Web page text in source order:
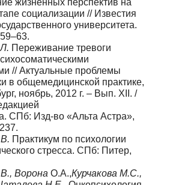
жизненных перспектив на
социализации // Известия
университета.
Переживание тревоги
// Актуальные проблемы
в общемедицинской практике,
ноябрь, 2012 г. – Вып. XII. /
СПб: Изд-во «Альта Астра»,
Практикум по психологии
стресса. СПб: Питер,
Ворона О.А.,Курчакова М.С.,